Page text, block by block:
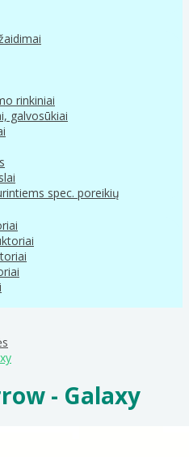
rinkiniai
galvosūkiai
spec. poreikių
- Galaxy